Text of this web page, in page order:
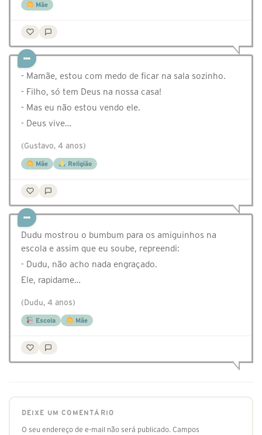
Mãe
- Mamãe, estou com medo de ficar na sala sozinho.⁣
- Filho, só tem Deus na nossa casa!⁣
- Mas eu não estou vendo ele.⁣
- Deus vive…
(Gustavo, 4 anos)
Mãe Religião
Dudu mostrou o bumbum para os amiguinhos na
escola e assim que eu soube, repreendi:
- Dudu, não acho nada engraçado.
Ele, rapidame…
(Dudu, 4 anos)
Escola Mãe
DEIXE UM COMENTÁRIO
O seu endereço de e-mail não será publicado. Campos